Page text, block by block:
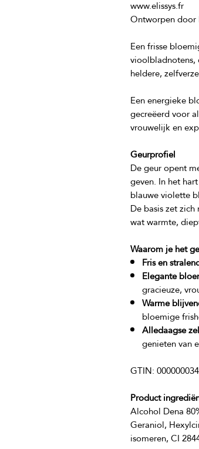
Een frisse
vioolbladnotens,
Een energieke
gecreëerd voor
Geurprofiel
De geur opent
geven. In het
blauwe violette
De basis zet
Waarom je het
Fris en
Elegante
gracieuze,
Warme
bloemige
Alledaagse
genieten van
Product
Alcohol Dena
Geraniol,